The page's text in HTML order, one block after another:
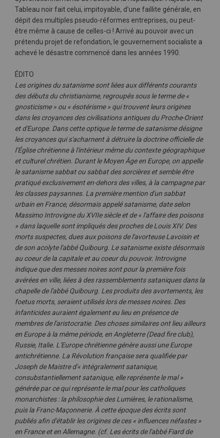
Tableau noir fait celui, impitoyable, d'une faillite générale, en
dépit des multiples pseudo-réformes entreprises, ou peut-
être même à cause de celles-ci ! Arrivé au pouvoir avec un
prétendu projet de refondation, le gouvernement socialiste a
achevé le désastre commencé dans les années 1990.
ÉDITO
Les origines du satanisme sont liées aux différents courants
des débuts du christianisme, regroupés sous le terme de «
gnosticisme » ou « ésotérisme » qui trouvent leurs origines
dans les croyances des civilisations antiques du Proche-Orient
et d'Europe. Dans cette optique le terme de satanisme désigne
les croyances qui s'acharnent à détruire la doctrine officielle de
l’Église chrétienne à l'intérieur même du contexte géographique
et culturel chrétien. Durant le Moyen Âge en Europe, on appelle
le satanisme sabbat ou sabbat des sorcières et semble être
pratiqué exclusivement en-dehors des villes, à la campagne par
les classes paysannes. La première mention d'un sabbat
urbain en France, désormais appelé satanisme, date selon
Massimo Introvigne du XVIIe siècle et de « l'affaire des poisons
» dans laquelle sont impliqués des proches de Louis XIV. Des
morts suspectes, dues aux poisons de l'avorteuse Lavoisin et
de son acolyte l'abbé Quibourg. Le satanisme existe désormais
au coeur de la capitale et au coeur du pouvoir. Introvigne
indique que des messes noires sont pour la première fois
avérées en ville, liées à des rassemblements sataniques dans la
chapelle de l'abbé Quibourg. Les produits des avortements, les
foetus morts, seraient utilisés lors de messes noires. Des
infanticides auraient également eu lieu en présence de
membres de l'aristocratie. Des choses similaires ont lieu ailleurs
en Europe à la même période, en Angleterre (Dead fire club),
Russie, Italie. L'Europe chrétienne génère aussi une Europe
antichrétienne. La Révolution française sera qualifiée par
Joseph de Maistre d'« intégralement satanique,
consubstantiellement satanique, elle représente le mal »
générée par ce qui représente le mal pour les catholiques
monarchistes : la philosophie des Lumières, le rationalisme,
puis la Franc-Maçonnerie. À cette époque des écrits sont
publiés afin d'établir les origines de ces « influences néfastes »
en France et en Allemagne. (cf. Les écrits de l'abbé Fiard de